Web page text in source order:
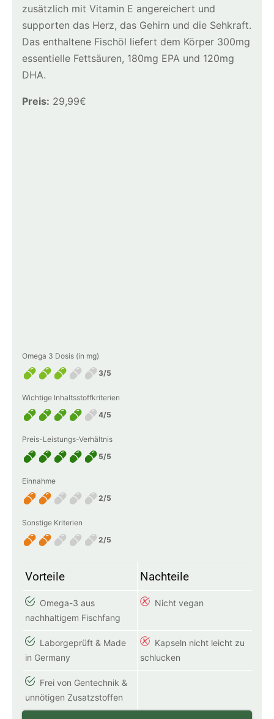
zusätzlich mit Vitamin E angereichert und
supporten das Herz, das Gehirn und die Sehkraft.
Das enthaltene Fischöl liefert dem Körper 300mg
essentielle Fettsäuren, 180mg EPA und 120mg
DHA.
Preis: 29,99€
Omega 3 Dosis (in mg)
3/5
Wichtige Inhaltsstoffkriterien
4/5
Preis-Leistungs-Verhältnis
5/5
Einnahme
2/5
Sonstige Kriterien
2/5
Vorteile Nachteile
Omega-3 aus
nachhaltigem Fischfang
Nicht vegan
Laborgeprüft & Made
in Germany
Kapseln nicht leicht zu
schlucken
Frei von Gentechnik &
unnötigen Zusatzstoffen